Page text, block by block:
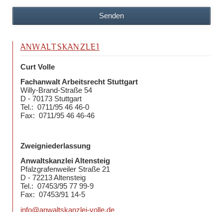
Senden
ANWALTSKANZLEI
Curt Volle
Fachanwalt Arbeitsrecht Stuttgart
Willy-Brand-Straße 54
D - 70173 Stuttgart
Tel.: 0711/95 46 46-0
Fax: 0711/95 46 46-46
Zweigniederlassung
Anwaltskanzlei Altensteig
Pfalzgrafenweiler Straße 21
D - 72213 Altensteig
Tel.: 07453/95 77 99-9
Fax: 07453/91 14-5
info@anwaltskanzlei-volle.de